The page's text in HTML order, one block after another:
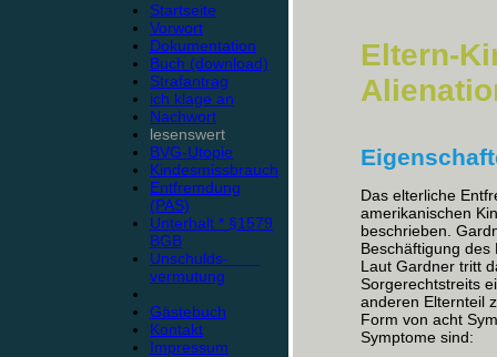
Startseite
Vorwort
Dokumentation
Buch (download)
Strafantrag
ich klage an
Nachwort
lesenswert
BVG-Utopie
Kindesmissbrauch
Entfremdung
(PAS)
Unterhalt * §1579
BGB
Unschulds-
vermutung
Gästebuch
Kontakt
Impressum
Eltern-
Das elterliche
amerikanischen
beschrieben.
Beschäftigung
Laut Gardner tritt
Sorgerechtstreits
anderen Elternteil
Form von acht
Symptome sind: